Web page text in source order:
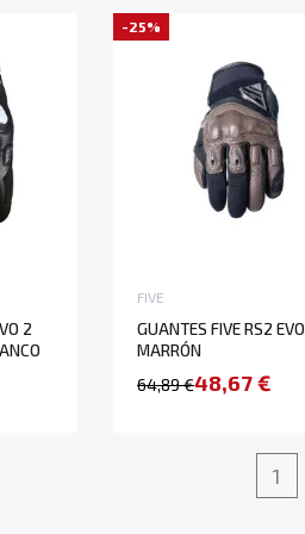
2
-25%
FIVE
GUANTES FIVE RS2 EVO
MARRÓN
64,89 €48,67 €
1